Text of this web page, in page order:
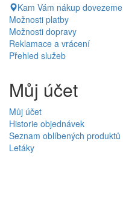
Kam Vám nákup dovezeme
Možnosti platby
Možnosti dopravy
Reklamace a vrácení
Přehled služeb
Můj účet
Můj účet
Historie objednávek
Seznam oblíbených produktů
Letáky